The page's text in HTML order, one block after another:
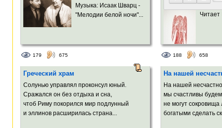
Музыка: Исаак Шварц -
"Мелодии белой ночи"...
179 675 188 658
Греческий храм
Солунью управлял проконсул юный.
Сражался он без отдыха и сна,
чтоб Риму покорился мир подлунный
и эллинов расширилась страна...
На нашей
На нашей
мы счастливы
не могут сокровища
богатыми сделать